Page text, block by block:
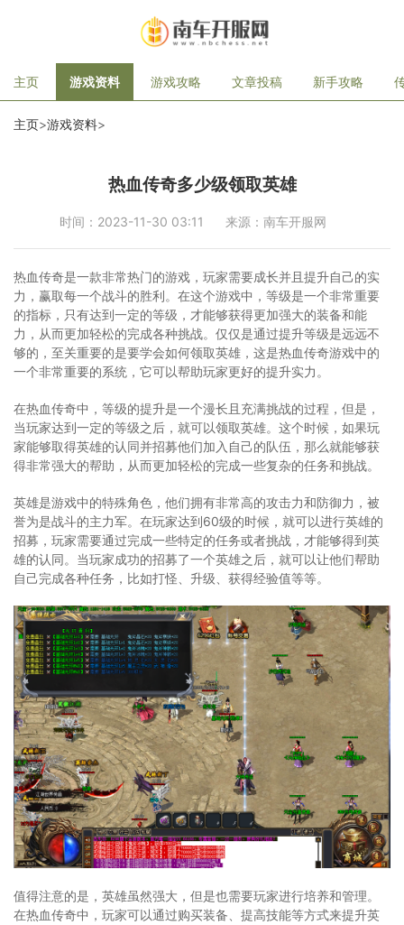
主页 游戏资料 游戏攻略 文章投稿 新手攻略
主页>游戏资料>
热血传奇多少级领取英雄
时间：2023-11-30 03:11 来源：南车开服网
热血传奇是一款非常热门的游戏，玩家需要成长并且提升自己的实
力，赢取每一个战斗的胜利。在这个游戏中，等级是一个非常重要
的指标，只有达到一定的等级，才能够获得更加强大的装备和能
力，从而更加轻松的完成各种挑战。仅仅是通过提升等级是远远不
够的，至关重要的是要学会如何领取英雄，这是热血传奇游戏中的
一个非常重要的系统，它可以帮助玩家更好的提升实力。
在热血传奇中，等级的提升是一个漫长且充满挑战的过程，但是，
当玩家达到一定的等级之后，就可以领取英雄。这个时候，如果玩
家能够取得英雄的认同并招募他们加入自己的队伍，那么就能够获
得非常强大的帮助，从而更加轻松的完成一些复杂的任务和挑战。
英雄是游戏中的特殊角色，他们拥有非常高的攻击力和防御力，被
誉为是战斗的主力军。在玩家达到60级的时候，就可以进行英雄的
招募，玩家需要通过完成一些特定的任务或者挑战，才能够得到英
雄的认同。当玩家成功的招募了一个英雄之后，就可以让他们帮助
自己完成各种任务，比如打怪、升级、获得经验值等等。
值得注意的是，英雄虽然强大，但是也需要玩家进行培养和管理。
在热血传奇中，玩家可以通过购买装备、提高技能等方式来提升英